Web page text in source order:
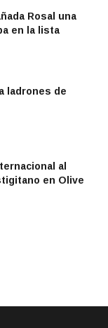
Rosal una
en la lista
ladrones de
al
en Olive